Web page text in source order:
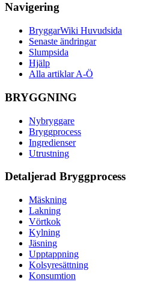
Navigering
BryggarWiki Huvudsida
Senaste ändringar
Slumpsida
Hjälp
Alla artiklar A-Ö
BRYGGNING
Nybryggare
Bryggprocess
Ingredienser
Utrustning
Detaljerad Bryggprocess
Mäskning
Lakning
Vörtkok
Kylning
Jäsning
Upptappning
Kolsyresättning
Konsumtion